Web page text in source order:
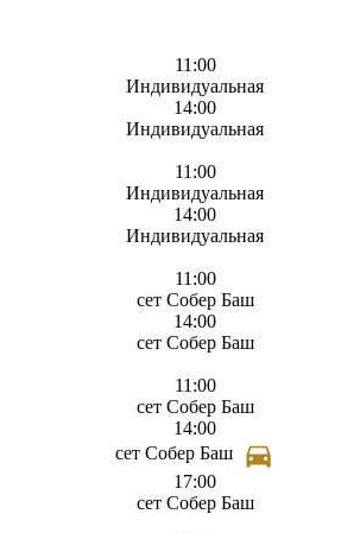
11:00
Индивидуальная
14:00
Индивидуальная
11:00
Индивидуальная
14:00
Индивидуальная
11:00
сет Собер Баш
14:00
сет Собер Баш
11:00
сет Собер Баш
14:00
сет Собер Баш
17:00
сет Собер Баш